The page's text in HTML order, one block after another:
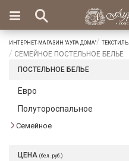
Вход
Избранное
×
Салоны
Доставка
Оплата
для
дома
Бар
ИНТЕРНЕТ-МАГАЗИН "АУРА ДОМА" ТЕКСТИЛЬ
СЕМЕЙНОЕ ПОСТЕЛЬНОЕ БЕЛЬЕ
ПОСТЕЛЬНОЕ БЕЛЬЕ
Евро
Полутороспальное
Семейное
ЦЕНА (бел. руб.)